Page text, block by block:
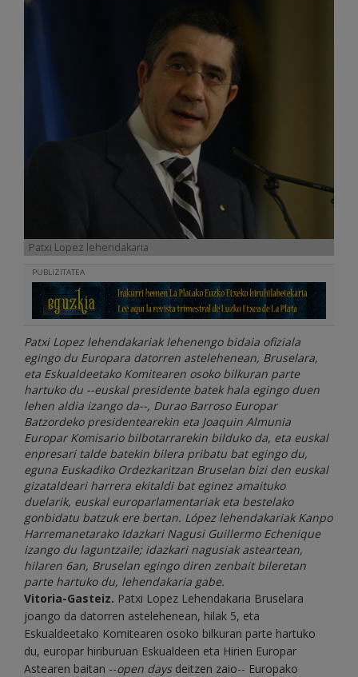
Patxi Lopez lehendakaria
PUBLIZITATEA
Patxi Lopez lehendakariak lehenengo bidaia ofiziala
egingo du Europara datorren astelehenean, Bruselara,
eta Eskualdeetako Komitearen osoko bilkuran parte
hartuko du --euskal presidente batek hala egingo duen
lehen aldia izango da--, Durao Barroso Europar
Batzordeko presidentearekin eta Joaquin Almunia
Europar Komisario bilbotarrarekin bilduko da, eta euskal
enpresari talde batekin bilera pribatu bat egingo du,
eguna Euskadiko Ordezkaritzan Bruselan bizi den euskal
gizataldeari harrera ekitaldi bat eginez amaituko
duelarik, euskal europarlamentariak eta bestelako
gonbidatu batzuk ere bertan. López lehendakariak Kanpo
Harremanetarako Idazkari Nagusi Guillermo Echenique
izango du laguntzaile; idazkari nagusiak asteartean,
hilaren 6an, Bruselan egingo diren zenbait bileretan
parte hartuko du, lehendakaria gabe.
Vitoria-Gasteiz. Patxi Lopez Lehendakaria Bruselara
joango da datorren astelehenean, hilak 5, eta
Eskualdeetako Komitearen osoko bilkuran parte hartuko
du, europar hiriburuan Eskualdeen eta Hirien Europar
Astearen baitan --open daysdeitzen zaio-- Europako